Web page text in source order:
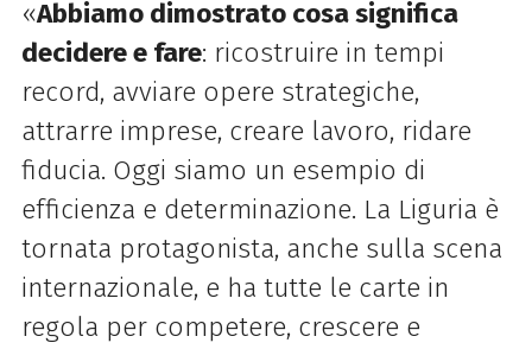
«Abbiamo dimostrato cosa significa
decidere e fare: ricostruire in tempi
record, avviare opere strategiche,
attrarre imprese, creare lavoro, ridare
fiducia. Oggi siamo un esempio di
efficienza e determinazione. La Liguria è
tornata protagonista, anche sulla scena
internazionale, e ha tutte le carte in
regola per competere, crescere e